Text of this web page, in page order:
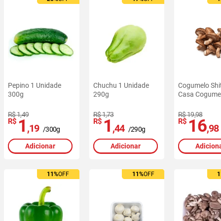
Pepino 1 Unidade
300g
R$ 1,49
R$ 1 ,19 /300g
Adicionar
Chuchu 1 Unidade
290g
R$ 1,73
R$ 1 ,44 /290g
Adicionar
Cogumelo
Casa
R$ 19,98
R$ 16,98
11%OFF
11%OFF 11%OFF
11%OFF